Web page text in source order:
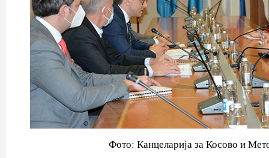
Фото: Канцеларија за Косово и